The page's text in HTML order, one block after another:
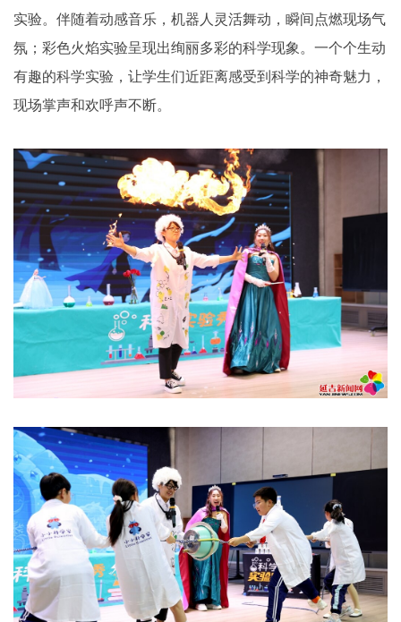
实验。伴随着动感音乐，机器人灵活舞动，瞬间点燃现场气
氛；彩色火焰实验呈现出绚丽多彩的科学现象。一个个生动
有趣的科学实验，让学生们近距离感受到科学的神奇魅力，
现场掌声和欢呼声不断。